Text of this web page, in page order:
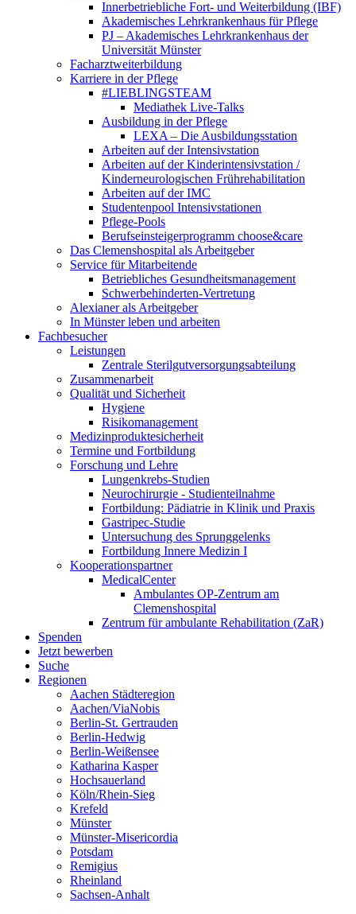
Innerbetriebliche Fort- und Weiterbildung (IBF)
Akademisches Lehrkrankenhaus für Pflege
PJ – Akademisches Lehrkrankenhaus der
Universität Münster
Facharztweiterbildung
Karriere in der Pflege
#LIEBLINGSTEAM
Mediathek Live-Talks
Ausbildung in der Pflege
LEXA – Die Ausbildungsstation
Arbeiten auf der Intensivstation
Arbeiten auf der Kinderintensivstation /
Kinderneurologischen Frührehabilitation
Arbeiten auf der IMC
Studentenpool Intensivstationen
Pflege-Pools
Berufseinsteigerprogramm choose&care
Das Clemenshospital als Arbeitgeber
Service für Mitarbeitende
Betriebliches Gesundheitsmanagement
Schwerbehinderten-Vertretung
Alexianer als Arbeitgeber
In Münster leben und arbeiten
Fachbesucher
Leistungen
Zentrale Sterilgutversorgungsabteilung
Zusammenarbeit
Qualität und Sicherheit
Hygiene
Risikomanagement
Medizinproduktesicherheit
Termine und Fortbildung
Forschung und Lehre
Lungenkrebs-Studien
Neurochirurgie - Studienteilnahme
Fortbildung: Pädiatrie in Klinik und Praxis
Gastripec-Studie
Untersuchung des Sprunggelenks
Fortbildung Innere Medizin I
Kooperationspartner
MedicalCenter
Ambulantes OP-Zentrum am
Clemenshospital
Zentrum für ambulante Rehabilitation (ZaR)
Spenden
Jetzt bewerben
Suche
Regionen
Aachen Städteregion
Aachen/ViaNobis
Berlin-St. Gertrauden
Berlin-Hedwig
Berlin-Weißensee
Katharina Kasper
Hochsauerland
Köln/Rhein-Sieg
Krefeld
Münster
Münster-Misericordia
Potsdam
Remigius
Rheinland
Sachsen-Anhalt